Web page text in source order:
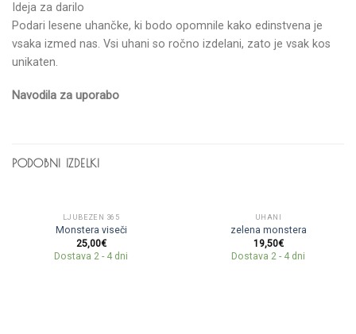
Ideja za darilo
Podari lesene uhančke, ki bodo opomnile kako edinstvena je
vsaka izmed nas. Vsi uhani so ročno izdelani, zato je vsak kos
unikaten.
Navodila za uporabo
PODOBNI IZDELKI
LJUBEZEN 365
Monstera viseči
25,00€
Dostava 2 - 4 dni
UHANI
zelena monstera
19,50€
Dostava 2 - 4 dni